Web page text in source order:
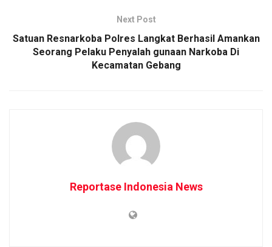
Next Post
Satuan Resnarkoba Polres Langkat Berhasil Amankan
Seorang Pelaku Penyalah gunaan Narkoba Di
Kecamatan Gebang
Reportase Indonesia News